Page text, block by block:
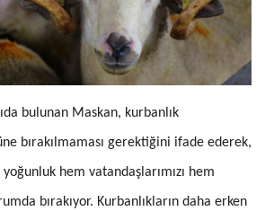
bulunan Maskan, kurbanlık
bırakılmaması gerektiğini ifade ederek,
hem vatandaşlarımızı hem
bırakıyor. Kurbanlıkların daha erken